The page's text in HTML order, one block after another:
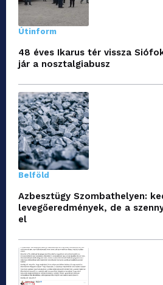
Útinform
48 éves Ikarus tér vissza
jár a nosztalgiabusz
Belföld
Azbesztügy Szombathelyen:
levegőeredmények, de a
el